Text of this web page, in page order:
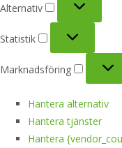
Alternativ
Statistik
Marknadsföring
Hantera alternativ
Hantera tjänster
Hantera